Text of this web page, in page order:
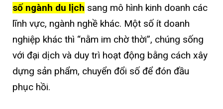
số ngành du lịch sang mô hình kinh doanh các
lĩnh vực, ngành nghề khác. Một số ít doanh
nghiệp khác thì “nằm im chờ thời”, chúng sống
với đại dịch và duy trì hoạt động bằng cách xây
dựng sản phẩm, chuyển đổi số để đón đầu
phục hồi.